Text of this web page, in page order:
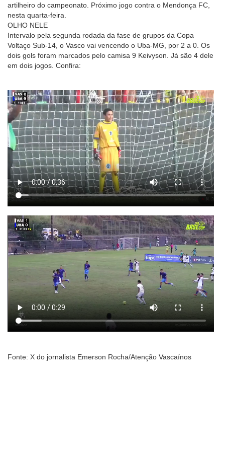
artilheiro do campeonato. Próximo jogo contra o Mendonça FC,
nesta quarta-feira.
OLHO NELE
Intervalo pela segunda rodada da fase de grupos da Copa
Voltaço Sub-14, o Vasco vai vencendo o Uba-MG, por 2 a 0. Os
dois gols foram marcados pelo camisa 9 Keivyson. Já são 4 dele
em dois jogos. Confira:
Fonte: X do jornalista Emerson Rocha/Atenção Vascaínos